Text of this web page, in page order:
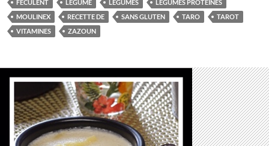
FECULENT
LÉGUME LÉGUMES
LÉGUMES PROTÉINES
MOULINEX
RECETTE DE SANS GLUTEN TARO
TAROT
VITAMINES
ZAZOUN